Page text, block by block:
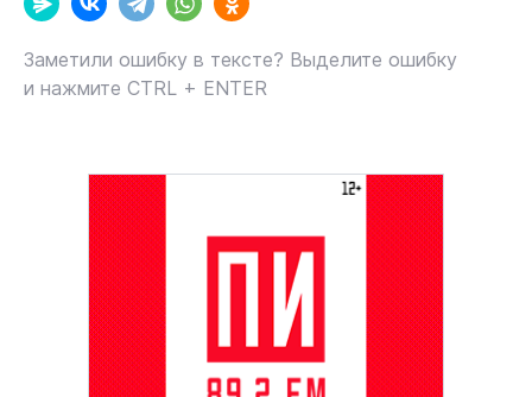
Заметили ошибку в тексте? Выделите ошибку
и нажмите CTRL + ENTER